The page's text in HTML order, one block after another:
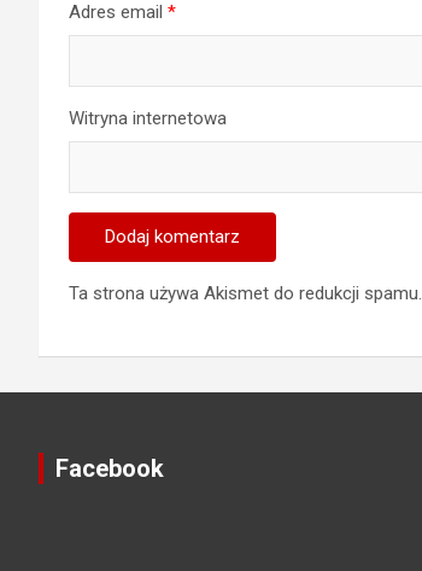
Adres email *
Witryna internetowa
Ta strona używa Akismet do redukcji spamu.
Facebook